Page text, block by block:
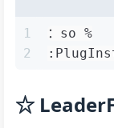
1
2
：so %
☆